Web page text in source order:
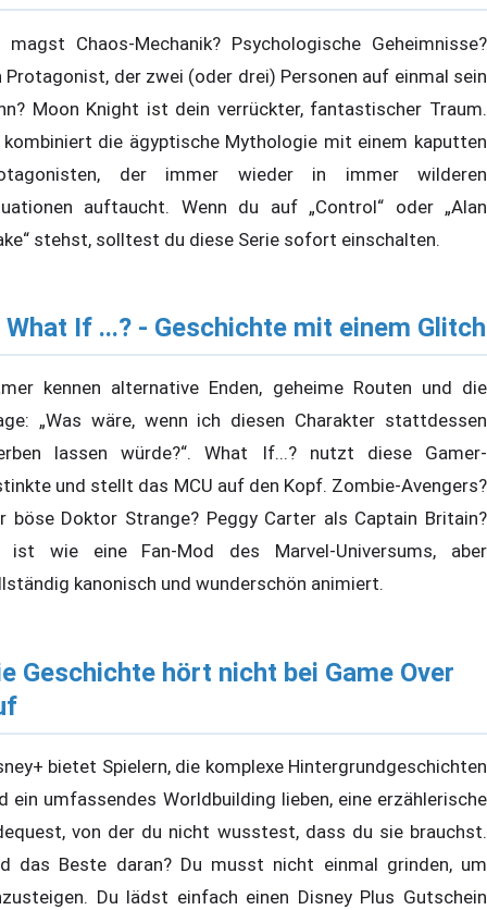
magst Chaos-Mechanik? Psychologische Geheimnisse?
Protagonist, der zwei (oder drei) Personen auf einmal sein
Moon Knight ist dein verrückter, fantastischer Traum.
kombiniert die ägyptische Mythologie mit einem kaputten
der immer wieder in immer wilderen
auftaucht. Wenn du auf „Control“ oder „Alan
stehst, solltest du diese Serie sofort einschalten.
What If ...? - Geschichte mit einem Glitch
kennen alternative Enden, geheime Routen und die
„Was wäre, wenn ich diesen Charakter stattdessen
lassen würde?“. What If...? nutzt diese Gamer-
und stellt das MCU auf den Kopf. Zombie-Avengers?
böse Doktor Strange? Peggy Carter als Captain Britain?
ist wie eine Fan-Mod des Marvel-Universums, aber
kanonisch und wunderschön animiert.
Geschichte hört nicht bei Game Over
bietet Spielern, die komplexe Hintergrundgeschichten
ein umfassendes Worldbuilding lieben, eine erzählerische
von der du nicht wusstest, dass du sie brauchst.
das Beste daran? Du musst nicht einmal grinden, um
Du lädst einfach einen Disney Plus Gutschein